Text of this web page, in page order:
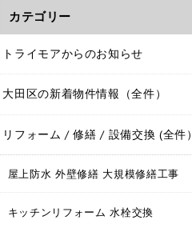
カテゴリー
トライモアからのお知らせ
大田区の新着物件情報（全件）
リフォーム / 修繕 / 設備交換 (全件）
屋上防水 外壁修繕 大規模修繕工事
キッチンリフォーム 水栓交換